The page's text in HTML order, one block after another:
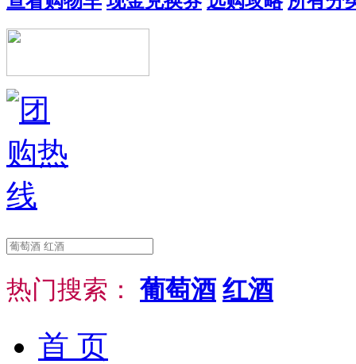
热门搜索： 葡萄酒 红酒
首 页